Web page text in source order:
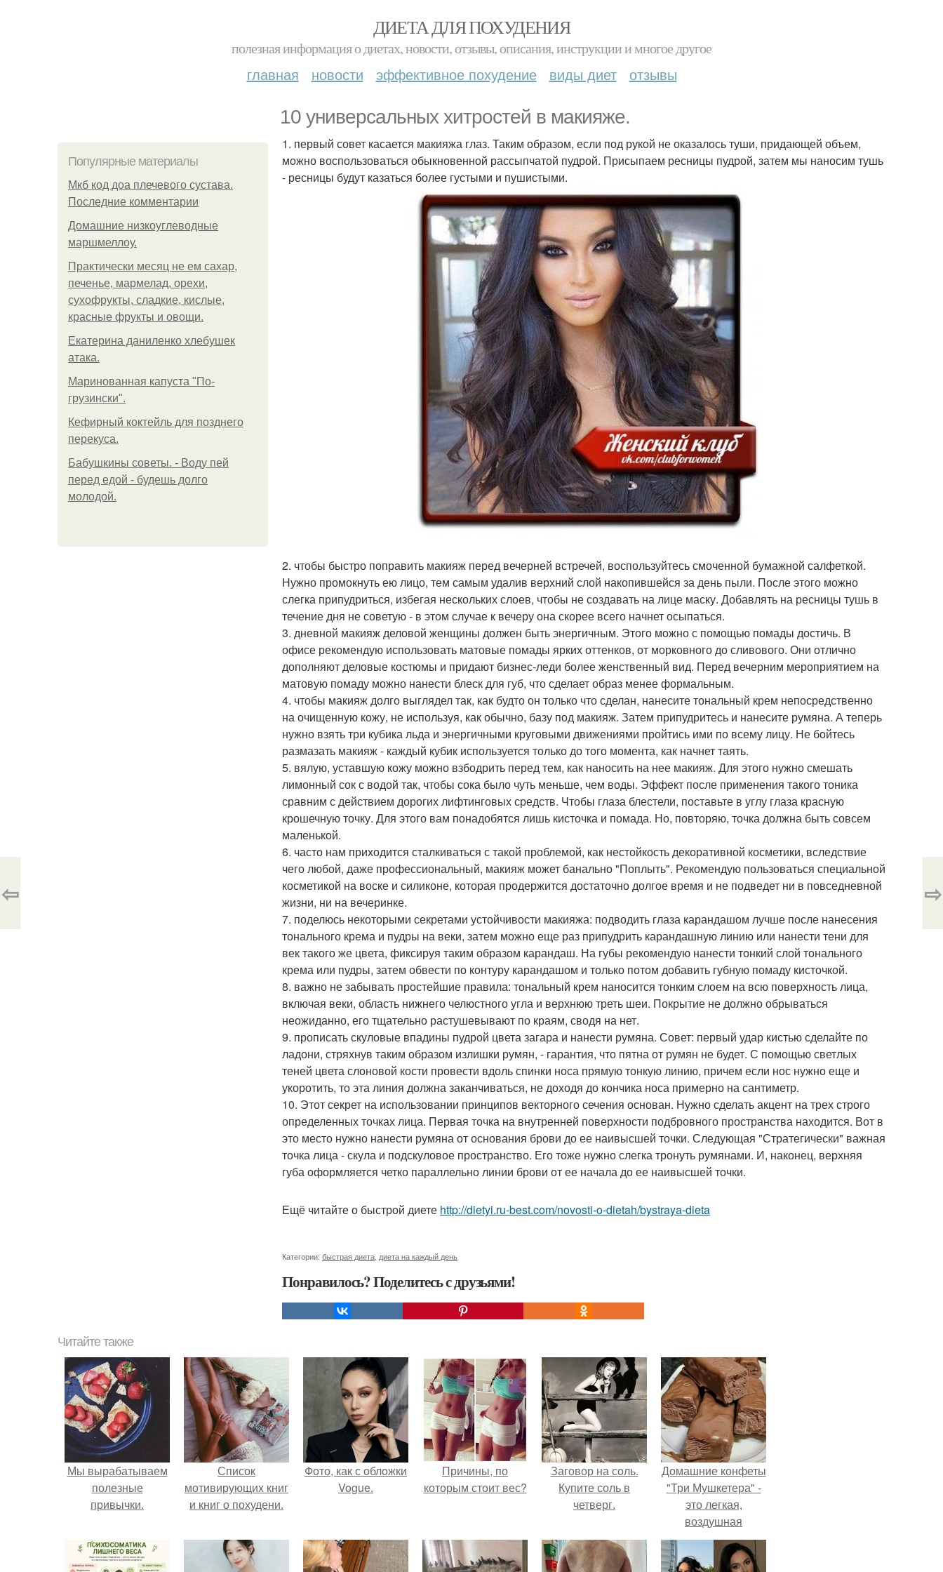
ДИЕТА ДЛЯ ПОХУДЕНИЯ
полезная информация о диетах, новости, отзывы, описания, инструкции и многое другое
главная новости эффективное похудение виды диет отзывы
10 универсальных хитростей в макияже.
Популярные материалы
Мкб код доа плечевого сустава.
Последние комментарии
Домашние низкоуглеводные
маршмеллоу.
Практически месяц не ем сахар,
печенье, мармелад, орехи,
сухофрукты, сладкие, кислые,
красные фрукты и овощи.
Екатерина даниленко хлебушек
атака.
Маринованная капуста "По-
грузински".
Кефирный коктейль для позднего
перекуса.
Бабушкины советы. - Воду пей
перед едой - будешь долго
молодой.
1. первый совет касается макияжа глаз. Таким образом, если под рукой не оказалось туши, придающей объем,
можно воспользоваться обыкновенной рассыпчатой пудрой. Присыпаем ресницы пудрой, затем мы наносим тушь
- ресницы будут казаться более густыми и пушистыми.
2. чтобы быстро поправить макияж перед вечерней встречей, воспользуйтесь смоченной бумажной салфеткой.
Нужно промокнуть ею лицо, тем самым удалив верхний слой накопившейся за день пыли. После этого можно
слегка припудриться, избегая нескольких слоев, чтобы не создавать на лице маску. Добавлять на ресницы тушь в
течение дня не советую - в этом случае к вечеру она скорее всего начнет осыпаться.
3. дневной макияж деловой женщины должен быть энергичным. Этого можно с помощью помады достичь. В
офисе рекомендую использовать матовые помады ярких оттенков, от морковного до сливового. Они отлично
дополняют деловые костюмы и придают бизнес-леди более женственный вид. Перед вечерним мероприятием на
матовую помаду можно нанести блеск для губ, что сделает образ менее формальным.
4. чтобы макияж долго выглядел так, как будто он только что сделан, нанесите тональный крем непосредственно
на очищенную кожу, не используя, как обычно, базу под макияж. Затем припудритесь и нанесите румяна. А теперь
нужно взять три кубика льда и энергичными круговыми движениями пройтись ими по всему лицу. Не бойтесь
размазать макияж - каждый кубик используется только до того момента, как начнет таять.
5. вялую, уставшую кожу можно взбодрить перед тем, как наносить на нее макияж. Для этого нужно смешать
лимонный сок с водой так, чтобы сока было чуть меньше, чем воды. Эффект после применения такого тоника
сравним с действием дорогих лифтинговых средств. Чтобы глаза блестели, поставьте в углу глаза красную
крошечную точку. Для этого вам понадобятся лишь кисточка и помада. Но, повторяю, точка должна быть совсем
маленькой.
6. часто нам приходится сталкиваться с такой проблемой, как нестойкость декоративной косметики, вследствие
чего любой, даже профессиональный, макияж может банально "Поплыть". Рекомендую пользоваться специальной
косметикой на воске и силиконе, которая продержится достаточно долгое время и не подведет ни в повседневной
жизни, ни на вечеринке.
7. поделюсь некоторыми секретами устойчивости макияжа: подводить глаза карандашом лучше после нанесения
тонального крема и пудры на веки, затем можно еще раз припудрить карандашную линию или нанести тени для
век такого же цвета, фиксируя таким образом карандаш. На губы рекомендую нанести тонкий слой тонального
крема или пудры, затем обвести по контуру карандашом и только потом добавить губную помаду кисточкой.
8. важно не забывать простейшие правила: тональный крем наносится тонким слоем на всю поверхность лица,
включая веки, область нижнего челюстного угла и верхнюю треть шеи. Покрытие не должно обрываться
неожиданно, его тщательно растушевывают по краям, сводя на нет.
9. прописать скуловые впадины пудрой цвета загара и нанести румяна. Совет: первый удар кистью сделайте по
ладони, стряхнув таким образом излишки румян, - гарантия, что пятна от румян не будет. С помощью светлых
теней цвета слоновой кости провести вдоль спинки носа прямую тонкую линию, причем если нос нужно еще и
укоротить, то эта линия должна заканчиваться, не доходя до кончика носа примерно на сантиметр.
10. Этот секрет на использовании принципов векторного сечения основан. Нужно сделать акцент на трех строго
определенных точках лица. Первая точка на внутренней поверхности подбровного пространства находится. Вот в
это место нужно нанести румяна от основания брови до ее наивысшей точки. Следующая "Стратегически" важная
точка лица - скула и подскуловое пространство. Его тоже нужно слегка тронуть румянами. И, наконец, верхняя
губа оформляется четко параллельно линии брови от ее начала до ее наивысшей точки.
Ещё читайте о быстрой диете http://dietyi.ru-best.com/novosti-o-dietah/bystraya-dieta
Категории: быстрая диета диета на каждый день
Понравилось? Поделитесь с друзьями!
⇦ ⇨
Читайте также
Мы вырабатываем
полезные
привычки.
Список
мотивирующих книг
и книг о похудени.
Фото, как с обложки
Vogue.
Причины, по
которым стоит вес?
Заговор на соль.
Купите соль в
четверг.
Домашние конфеты
"Три Мушкетера" -
это легкая,
воздушная
шоколадная нуга,
покрытая